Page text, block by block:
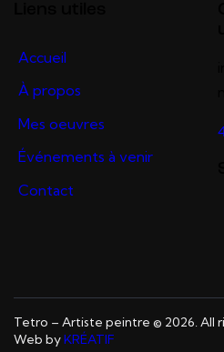
Accueil
À propos
Mes oeuvres
Événements à venir
Contact
Tetro – Artiste peintre © 2026. All
Web byKRÉATIF